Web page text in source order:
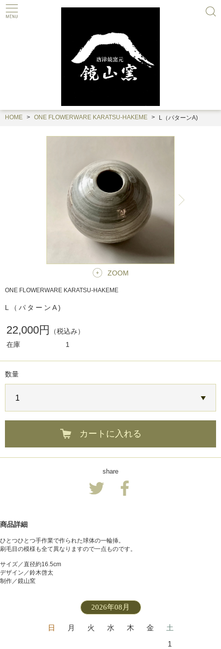
HOME ONE FLOWERWARE KARATSU-HAKEME L（パターンA)
ZOOM
ONE FLOWERWARE KARATSU-HAKEME
L（パターンA)
22,000円
（税込み）
在庫
1
数量
カートに入れる
share
商品詳細
ひとつひとつ手作業で作られた球体の一輪挿。
刷毛目の模様も全て異なりますので一点ものです。
サイズ／直径約16.5cm
デザイン／鈴木啓太
制作／鏡山窯
2026年08月
日 月 火 水 木 金
土
1